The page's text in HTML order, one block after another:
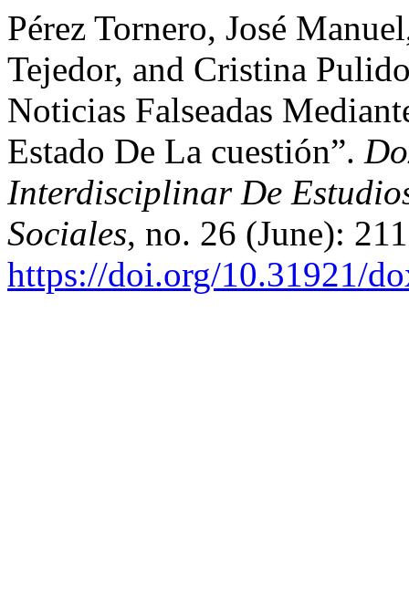
Pérez Tornero, José
Tejedor, and Cristina
Noticias Falseadas
Estado De La cuestión”.
Interdisciplinar De
Sociales, no. 26 (June):
https://doi.org/10.31921/